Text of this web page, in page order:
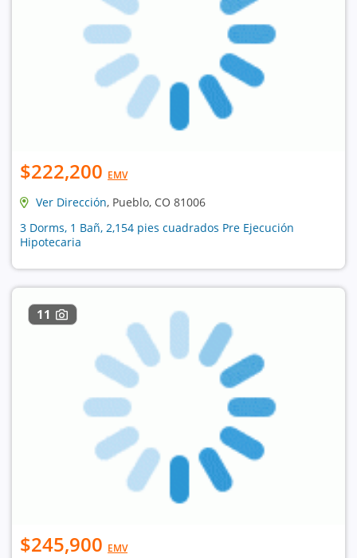
$222,200 EMV
Ver Dirección, Pueblo, CO 81006
3 Dorms, 1 Bañ, 2,154 pies cuadrados Pre Ejecución
Hipotecaria
11
$245,900 EMV